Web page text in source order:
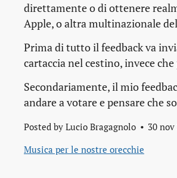
direttamente o di ottenere
Apple, o altra multinazionale
Prima di tutto ilfeedbackva
cartaccia nel cestino, invece
Secondariamente, il mio
andare a votare e pensare che
Posted by Lucio Bragagnolo 30 nov
Musica per le nostre orecchie